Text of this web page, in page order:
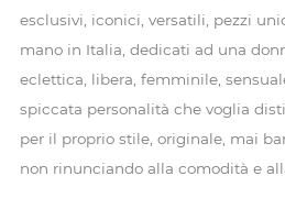
esclusivi, iconici, versatili, pezzi
mano in Italia, dedicati ad una
eclettica, libera, femminile,
spiccata personalità che voglia
per il proprio stile, originale, mai
non rinunciando alla comodità e